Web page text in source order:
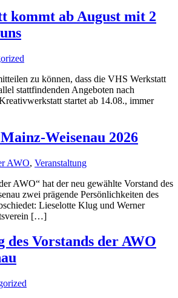
kommt ab August mit 2
zu können, dass die VHS Werkstatt
stattfindenden Angeboten nach
startet ab 14.08., immer
Weisenau 2026
AWO, Veranstaltung
AWO“ hat der neu gewählte Vorstand des
zwei prägende Persönlichkeiten des
Lieselotte Klug und Werner
[…]
des Vorstands der AWO